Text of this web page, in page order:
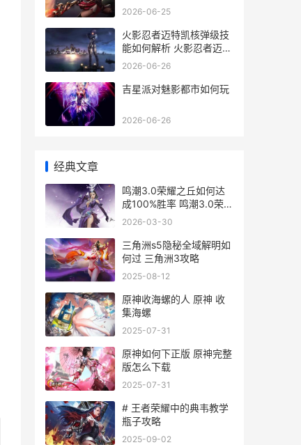
西蹊跷
2026-06-25
火影忍者迈特凯核弹级技
能如何解析 火影忍者迈特
凯超燃剪辑视频
2026-06-26
吉星派对魅影都市如何玩
2026-06-26
经典文章
鸣潮3.0荣耀之丘如何达
成100%胜率 鸣潮3.0荣耀
之丘攻略
2026-03-30
三角洲s5隐秘全域解明如
何过 三角洲3攻略
2025-08-12
原神收海螺的人 原神 收
集海螺
2025-07-31
原神如何下正版 原神完整
版怎么下载
2025-07-31
# 王者荣耀中的典韦教学
瓶子攻略
2025-09-02